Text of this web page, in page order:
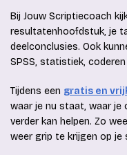
Bij Jouw Scriptiecoach
resultatenhoofdstuk, je
deelconclusies. Ook
SPSS, statistiek,
Tijdens een gratis en
waar je nu staat, waar je
verder kan helpen. Zo
weer grip te krijgen op je